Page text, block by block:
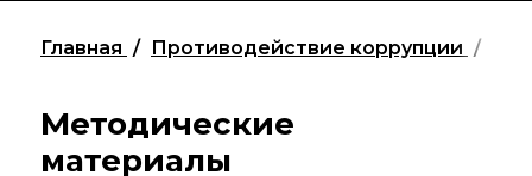
История ИОХ РАН
Администрация
института
Главная Противодействие коррупции
Методические
материалы